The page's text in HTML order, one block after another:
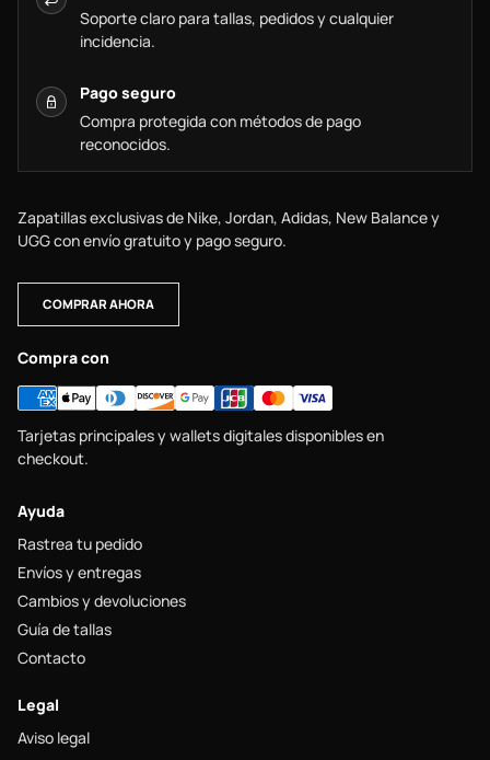
Soporte claro para tallas, pedidos y cualquier
incidencia.
Pago seguro
Compra protegida con métodos de pago
reconocidos.
Zapatillas exclusivas de Nike, Jordan, Adidas, New Balance y
UGG con envío gratuito y pago seguro.
COMPRAR AHORA
Compra con
Tarjetas principales y wallets digitales disponibles en
checkout.
Ayuda
Rastrea tu pedido
Envíos y entregas
Cambios y devoluciones
Guía de tallas
Contacto
Legal
Aviso legal